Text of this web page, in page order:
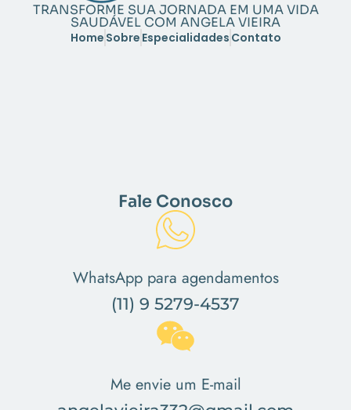
TRANSFORME SUA JORNADA EM UMA VIDA
SAUDÁVEL COM ANGELA VIEIRA
Home Sobre Especialidades Contato
Fale Conosco
WhatsApp para agendamentos
(11) 9 5279-4537
Me envie um E-mail